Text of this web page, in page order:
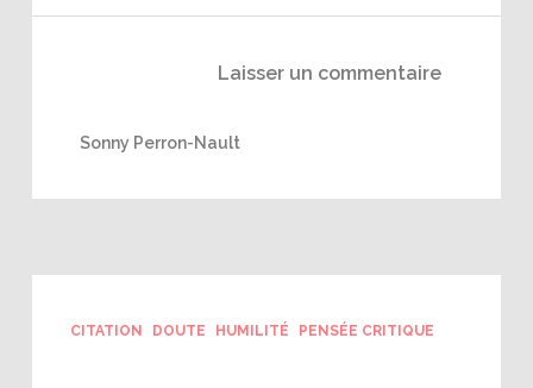
Laisser un commentaire
Sonny Perron-Nault
CITATION DOUTE HUMILITÉ PENSÉE CRITIQUE